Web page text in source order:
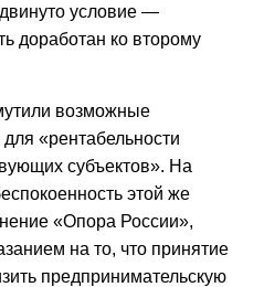
условие —
доработан ко второму
возможные
«рентабельности
субъектов». На
этой же
«Опора России»,
на то, что принятие
предпринимательскую